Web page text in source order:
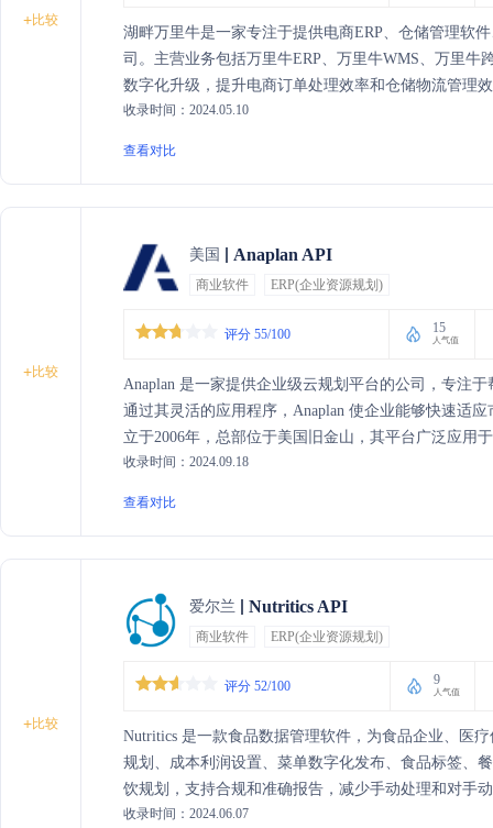
+比较
湖畔万里牛是一家专注于提供电商ERP、仓储管理软
司。主营业务包括万里牛ERP、万里牛WMS、万里
数字化升级，提升电商订单处理效率和仓储物流管理
收录时间：2024.05.10
查看对比
+比较
美国 Anaplan API
商业软件 ERP(企业资源规划)
评分 55/100 15
人气值
Anaplan 是一家提供企业级云规划平台的公司，专注
通过其灵活的应用程序，Anaplan 使企业能够快速适
立于2006年，总部位于美国旧金山，其平台广泛应用
化转型。
收录时间：2024.09.18
查看对比
+比较
爱尔兰 Nutritics API
商业软件 ERP(企业资源规划)
评分 52/100 9
人气值
Nutritics 是一款食品数据管理软件，为食品企业、医
规划、成本利润设置、菜单数字化发布、食品标签、
饮规划，支持合规和准确报告，减少手动处理和对手
收录时间：2024.06.07